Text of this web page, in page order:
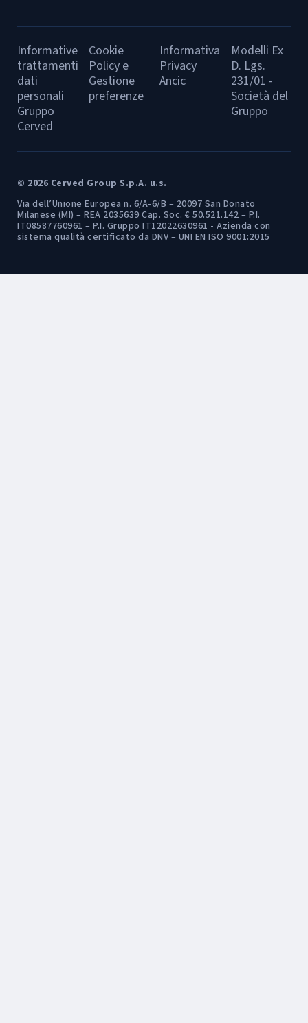
Informative
trattamenti
dati
personali
Gruppo
Cerved
Cookie
Policy e
Gestione
preferenze
Informativa
Privacy
Ancic
Modelli Ex
D. Lgs.
231/01 -
Società del
Gruppo
© 2026 Cerved Group S.p.A. u.s.
Via dell’Unione Europea n. 6/A-6/B – 20097 San Donato
Milanese (MI) – REA 2035639 Cap. Soc. € 50.521.142 – P.I.
IT08587760961 – P.I. Gruppo IT12022630961 - Azienda con
sistema qualità certificato da DNV – UNI EN ISO 9001:2015